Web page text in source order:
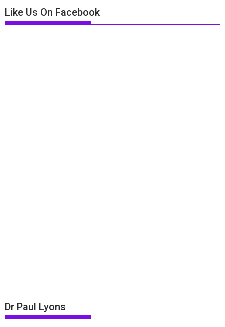
Like Us On Facebook
Dr Paul Lyons